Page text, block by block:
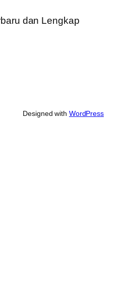
dan Lengkap
Designed with WordPress